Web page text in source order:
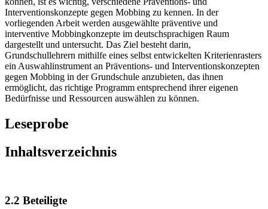
Interventionskonzepte gegen Mobbing zu kennen. In der
vorliegenden Arbeit werden ausgewählte präventive und
interventive Mobbingkonzepte im deutschsprachigen Raum
dargestellt und untersucht. Das Ziel besteht darin,
Grundschullehrern mithilfe eines selbst entwickelten Kriterienrasters
ein Auswahlinstrument an Präventions- und Interventionskonzepten
gegen Mobbing in der Grundschule anzubieten, das ihnen
ermöglicht, das richtige Programm entsprechend ihrer eigenen
Bedürfnisse und Ressourcen auswählen zu können.
Leseprobe
Inhaltsverzeichnis
2.2 Beteiligte